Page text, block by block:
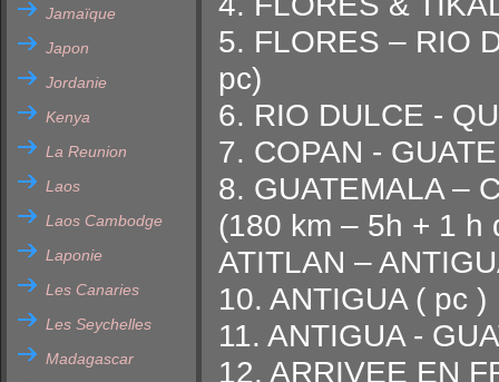
Jamaïque
Japon
Jordanie
Kenya
La Reunion
Laos
Laos Cambodge
Laponie
Les Canaries
Les Seychelles
Madagascar
5. FLORES – RIO
pc)
6. RIO DULCE -
7. COPAN -
8. GUATEMALA –
(180 km – 5h + 1 h
ATITLAN –
10. ANTIGUA ( pc )
11. ANTIGUA -
12. ARRIVEE EN